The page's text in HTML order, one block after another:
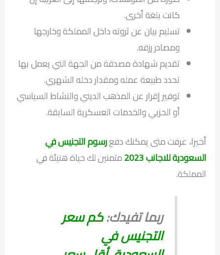
كانت بلغة أخرى.
تسليم بيان عن ثروته داخل المملكة وخارجها
ومصادر رزقه.
تقديم شهادة مصدقة من الجهة التي يعمل بها
تحدد طبيعة عمله ومقدار دخله الشهري.
توفير إقرار عن المذهب الديني والنشاط السياسي
أو الحزبي والخدمات العسكرية السابقة.
أخيرا، عرفت متى يمكنك دفعرسوم التجنيس في
السعودية للاجانب 2023
متمنين لك حياة هنيئة في
المملكة.
ربما تفيدك:كم سعر
التجنيس في